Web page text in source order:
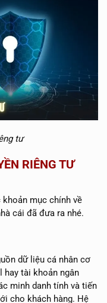
tư
RIÊNG TƯ
mục chính về
cái đã đưa ra nhé.
dữ liệu cá nhân cơ
hay tài khoản ngân
minh danh tính và tiến
cho khách hàng. Hệ